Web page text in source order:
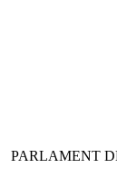
PARLAMENT